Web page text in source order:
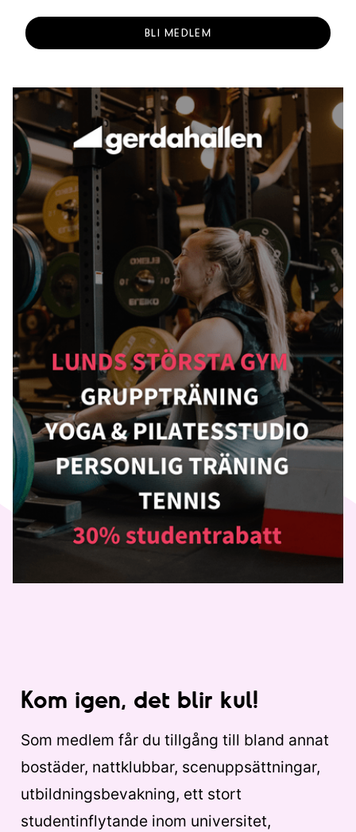
BLI MEDLEM
Kom igen, det blir kul!
Som medlem får du tillgång till bland annat
bostäder, nattklubbar, scenuppsättningar,
utbildningsbevakning, ett stort
studentinflytande inom universitet,